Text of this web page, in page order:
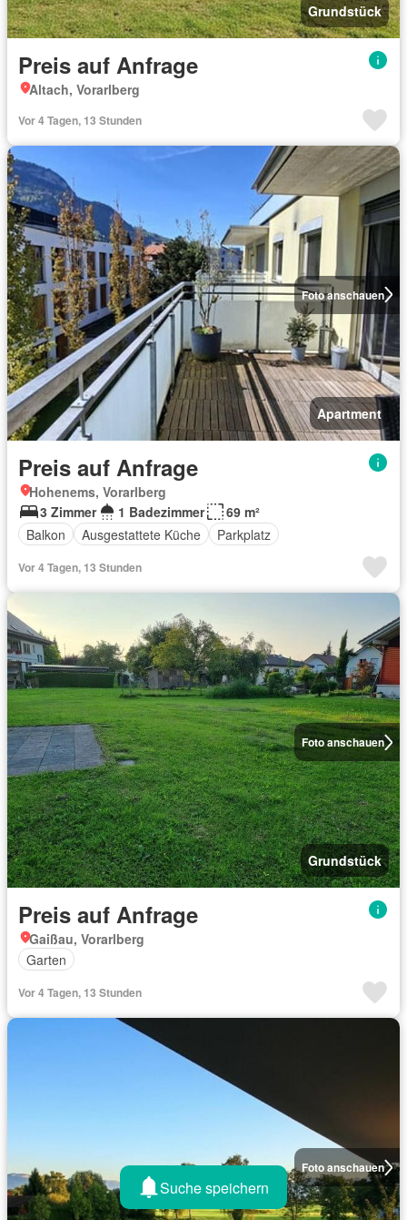
Grundstück
Preis auf Anfrage
Altach, Vorarlberg
Vor 4 Tagen, 13 Stunden
Foto anschauen
Apartment
Preis auf Anfrage
Hohenems, Vorarlberg
3 Zimmer
1 Badezimmer
69 m²
Balkon
Ausgestattete Küche Parkplatz
Vor 4 Tagen, 13 Stunden
Foto anschauen
Grundstück
Preis auf Anfrage
Gaißau, Vorarlberg
Garten
Vor 4 Tagen, 13 Stunden
Foto anschauen
Suche speichern